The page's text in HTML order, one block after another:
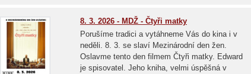
8. 3. 2026 - MDŽ - Čtyři matky
Porušíme tradici a vytáhneme Vás do kina i v
neděli. 8. 3. se slaví Mezinárodní den žen.
Oslavme tento den filmem Čtyři matky. Edward
je spisovatel. Jeho kniha, velmi úspěšná v